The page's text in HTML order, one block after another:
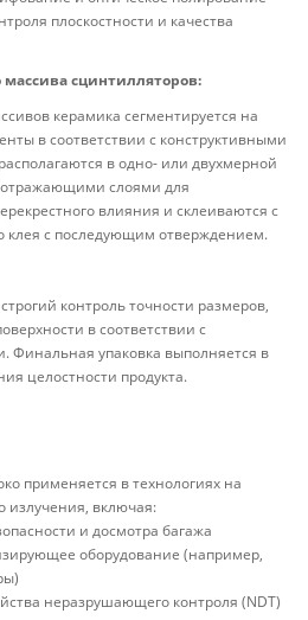
плоскостности и качества
сцинтилляторов:
керамика сегментируется на
в соответствии с конструктивными
в одно- или двухмерной
отражающими слоями для
влияния и склеиваются с
клея с последующим отверждением.
контроль точности размеров,
в соответствии с
упаковка выполняется в
целостности продукта.
применяется в технологиях на
излучения, включая:
и досмотра багажа
оборудование (например,
неразрушающего контроля (NDT)